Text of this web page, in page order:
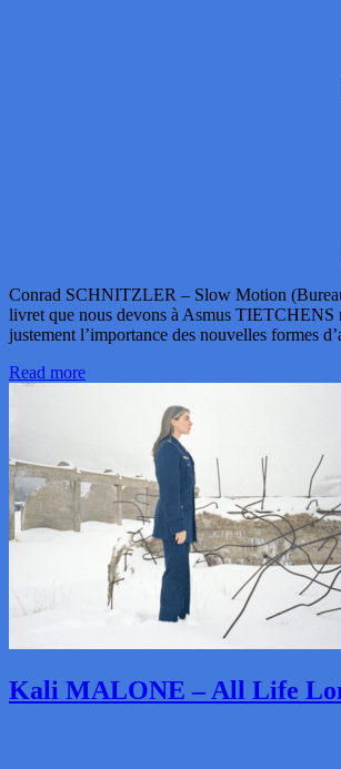
Conrad SCHNITZLER – Slow Motion
livret que nous devons à Asmus TIETCHENS
justement l’importance des nouvelles formes
Read more
Kali MALONE – All Life